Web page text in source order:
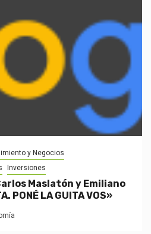
y Negocios
Inversiones
Maslatón y Emiliano
PONÉ LA GUITA VOS»